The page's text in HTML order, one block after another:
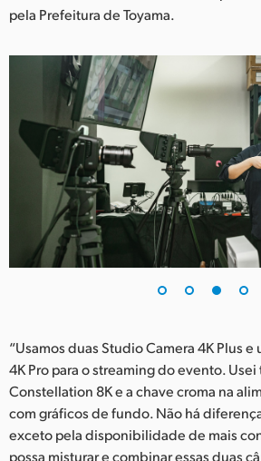
pela Prefeitura de Toyama.
“Usamos duas Studio Camera 4K Plus
4K Pro para o streaming do evento. Usei
Constellation 8K e a chave croma na
com gráficos de fundo. Não há
exceto pela disponibilidade de mais
possa misturar e combinar essas duas